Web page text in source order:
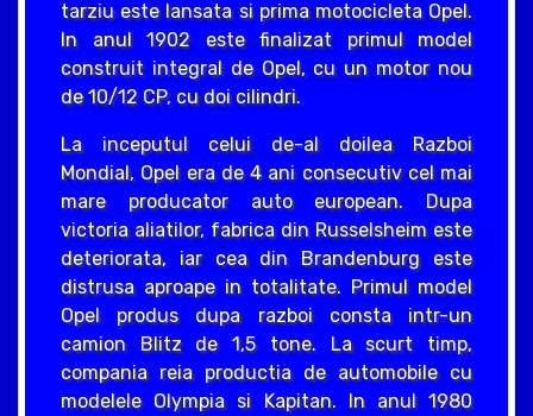
tarziu este lansata si prima motocicleta Opel.
In anul 1902 este finalizat primul model
construit integral de Opel, cu un motor nou
de 10/12 CP, cu doi cilindri.
La inceputul celui de-al doilea Razboi
Mondial, Opel era de 4 ani consecutiv cel mai
mare producator auto european. Dupa
victoria aliatilor, fabrica din Russelsheim este
deteriorata, iar cea din Brandenburg este
distrusa aproape in totalitate. Primul model
Opel produs dupa razboi consta intr-un
camion Blitz de 1,5 tone. La scurt timp,
compania reia productia de automobile cu
modelele Olympia si Kapitan. In anul 1980